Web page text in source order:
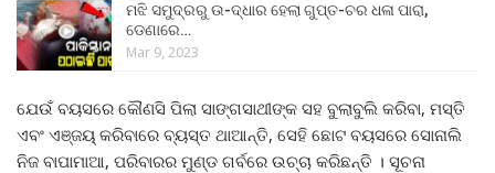
ମଝି ସମୁଦ୍ରରୁ ଉ-ଦ୍ଧାର ହେଲା ଗୁପ୍ତ-ଚର ଧଳା ପାରା,
ଡେଣାରେ…
Mar 9, 2023
ଯେଉଁ ବୟସରେ କୌଣସି ପିଲା ସାଙ୍ଗସାଥୀଙ୍କ ସହ ବୁଲାବୁଲି କରିବା, ମସ୍ତି
ଏବଂ ଏଞ୍ଜୟ୍ କରିବାରେ ବ୍ୟସ୍ତ ଥାଆନ୍ତି, ସେହି ଛୋଟ ବୟସରେ ସୋନାଲି
ନିଜ ବାପାମାଆ, ପରିବାରର ମୁଣ୍ଡ ଗର୍ବରେ ଉଚ୍ଚା କରିଛନ୍ତି । ସୂଚନା